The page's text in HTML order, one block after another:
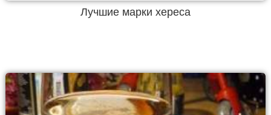
Лучшие марки хереса